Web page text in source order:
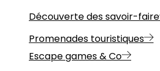
Découverte des savoir-faire
Promenades touristiques
Escape games & Co